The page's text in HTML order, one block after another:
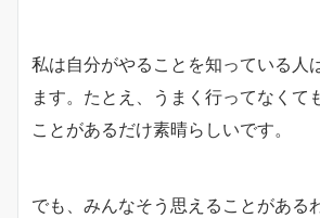
私は自分がやることを知っている人
ます。たとえ、うまく行ってなくて
ことがあるだけ素晴らしいです。
でも、みんなそう思えることがある